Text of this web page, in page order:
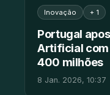
Inovação + 1
Portugal
Artificial com
400 milhões
8 Jan. 2026, 10:37